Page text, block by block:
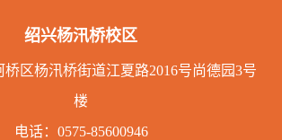
绍兴杨汛桥校区
区杨汛桥街道江夏路2016号尚德园3号
楼
电话： 0575-85600946